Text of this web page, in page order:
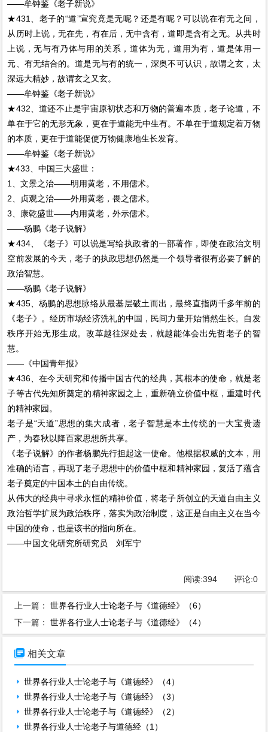
——牟钟鉴《老子新说》
★431、老子的“道”宣究竟是无呢？还是有呢？可以说在有无之间，
从历时上说，无在先，有在后，无中含有，道即是含有之无。从共时
上说，无与有乃体与用的关系，道体为无，道用为有，道是体用一
元、有无结合的。道是无与有的统一，深奥不可认识，故谓之玄，太
深远大精妙，故谓玄之又玄。
——牟钟鉴《老子新说》
★432、道还不止是宇宙原初状态和万物的普遍本质，老子论道，不
单在于它的无形无象，更在于道能无中生有。不单在于道规定着万物
的本质，更在于道能促使万物健康地生长发育。
——牟钟鉴《老子新说》
★433、中国三大盛世：
1、文景之治——明用黄老，不用儒术。
2、贞观之治——外用黄老，畏之儒术。
3、康乾盛世——内用黄老，外示儒术。
——杨鹏《老子说解》
★434、《老子》可以说是写给执政者的一部著作，即使在政治文明
空前发展的今天，老子的执政思想仍然是一个领导者很有必要了解的
政治智慧。
——杨鹏《老子说解》
★435、杨鹏的思想脉络从最基层破土而出，最终直指两千多年前的
《老子》。经历市场经济洗礼的中国，民间力量开始悄然生长。自发
秩序开始无形生成。改革越往深处去，就越能体会出先哲老子的智
慧。
——《中国青年报》
★436、在今天研究和传播中国古代的经典，其根本的使命，就是老
子等古代先知所奠定的精神家园之上，重新确立价值中枢，重建时代
的精神家园。
老子是“天道”思想的集大成者，老子智慧是本土传统的一大宝贵遗
产，为春秋以降百家思想所共享。
《老子说解》的作者杨鹏先行担起这一使命。他根据权威的文本，用
准确的语言，再现了老子思想中的价值中枢和精神家园，复活了蕴含
老子奠定的中国本土的自由传统。
从伟大的经典中寻求永恒的精神价值，将老子所创立的天道自由主义
政治哲学扩展为政治秩序，落实为政治制度，这正是自由主义在当今
中国的使命，也是该书的指向所在。
——中国文化研究所研究员 刘军宁
阅读:394评论:0
上一篇：世界各行业人士论老子与《道德经》（6）
下一篇：世界各行业人士论老子与《道德经》（4）
 相关文章
世界各行业人士论老子与《道德经》（4）
世界各行业人士论老子与《道德经》（3）
世界各行业人士论老子与《道德经》（2）
世界各行业人士论老子与道德经（1）